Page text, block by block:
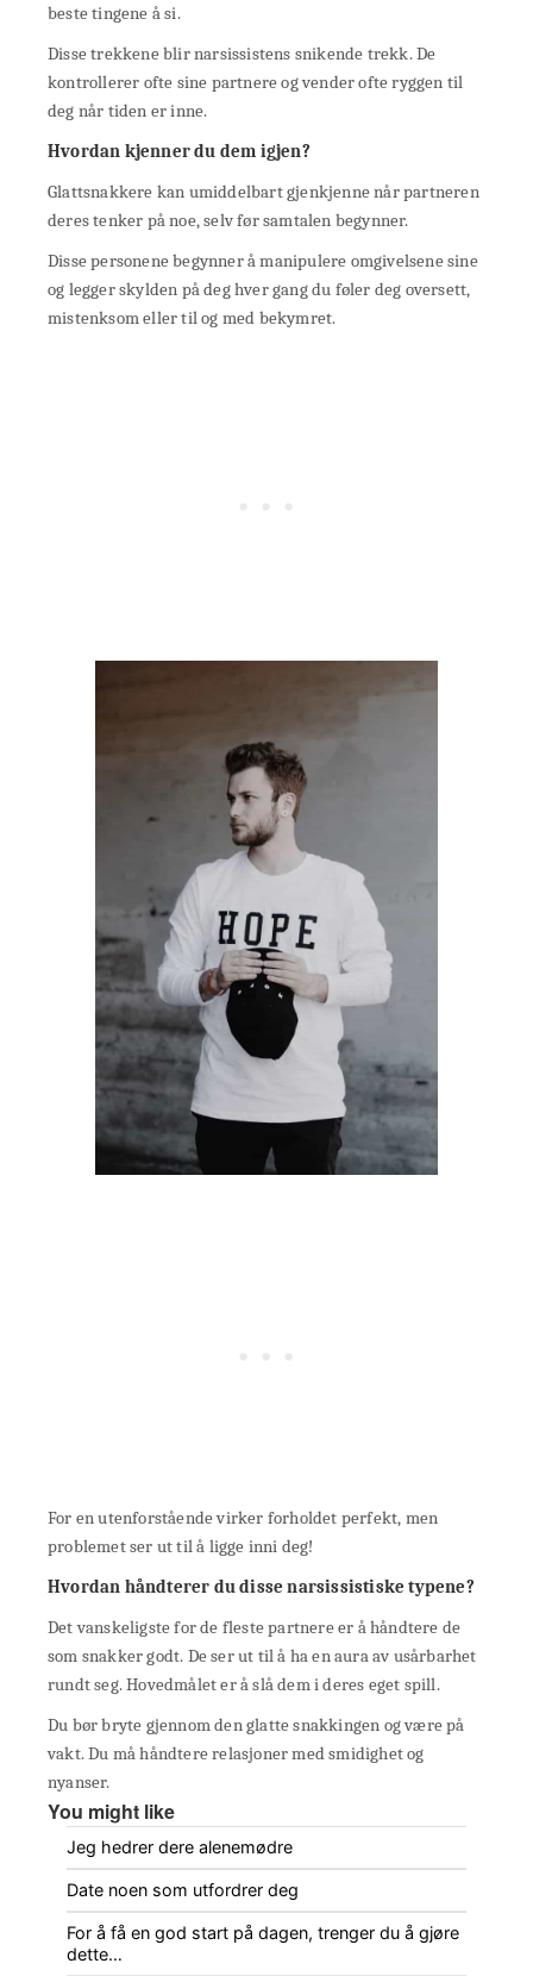
beste tingene å si.
Disse trekkene blir narsissistens snikende trekk. De
kontrollerer ofte sine partnere og vender ofte ryggen til
deg når tiden er inne.
Hvordan kjenner du dem igjen?
Glattsnakkere kan umiddelbart gjenkjenne når partneren
deres tenker på noe, selv før samtalen begynner.
Disse personene begynner å manipulere omgivelsene sine
og legger skylden på deg hver gang du føler deg oversett,
mistenksom eller til og med bekymret.
For en utenforstående virker forholdet perfekt, men
problemet ser ut til å ligge inni deg!
Hvordan håndterer du disse narsissistiske typene?
Det vanskeligste for de fleste partnere er å håndtere de
som snakker godt. De ser ut til å ha en aura av usårbarhet
rundt seg. Hovedmålet er å slå dem i deres eget spill.
Du bør bryte gjennom den glatte snakkingen og være på
vakt. Du må håndtere relasjoner med smidighet og
nyanser.
You might like
Jeg hedrer dere alenemødre
Date noen som utfordrer deg
For å få en god start på dagen, trenger du å gjøre
dette…